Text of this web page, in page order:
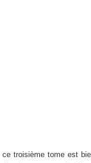
troisième tome est